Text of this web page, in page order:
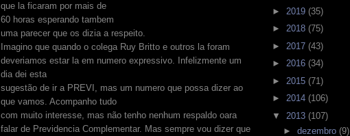
que la ficaram por mais de
60 horas esperando tambem
uma parecer que os dizia a respeito.
Imagino que quando o colega Ruy Britto e outros la foram
deveriamos estar la em numero expressivo. Infelizmente um
dia dei esta
sugestão de ir a PREVI, mas um numero que possa dizer ao
que vamos. Acompanho tudo
com muito interesse, mas não tenho nenhum respaldo oara
falar de Previdencia Complementar. Mas sempre vou dizer que
► 2019 (35)
► 2018 (75)
► 2017 (43)
► 2016 (34)
► 2015 (71)
► 2014 (106)
▼ 2013 (107)
► dezembro (9)